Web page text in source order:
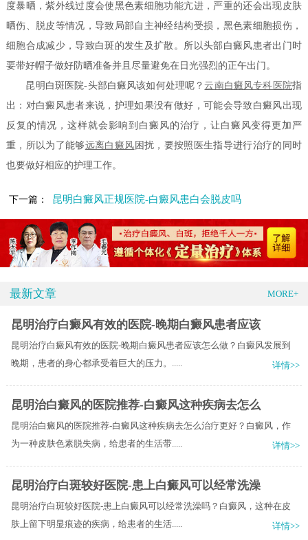
度暴晒，紫外线过度会使黑色素细胞功能亢进，严重的还会出现皮肤
晒伤、脱皮等情况，导致局部自主神经结构受损，黑色素细胞损伤，
细胞合成减少，导致白斑的发生及扩散。所以头部白癜风患者出门时
要带好帽子做好防晒准备并且尽量避免在日光强烈的正午出门。
昆明白斑医院-头部白癜风该如何处理呢？云南白癜风专科医院指
出：对白癜风患者来说，护理如果没有做好，可能会导致白癜风出现
反复的情况，这样就会影响到白癜风的治疗，让白癜风变得更加严
重，所以为了能够远离白癜风 困扰，要按照医生指导进行治疗的同时
也要做好相应的护理工作。
下一篇： 昆明白癜风正规医院-白癜风患白会脱皮吗
最新文章 MORE+
昆明治疗白癜风有效的医院-晚期白癜风患者应该
昆明治疗白癜风有效的医院-晚期白癜风患者应该怎么做？白癜风发展到
晚期，患者的身心都承受着巨大的压力。.....
详情>>
昆明治白癜风的医院推荐-白癜风这种疾病去怎么
昆明治白癜风的医院推荐-白癜风这种疾病去怎么治疗更好？白癜风，作
为一种皮肤色素脱失病，给患者的生活带.....
详情>>
昆明治疗白斑较好医院-患上白癜风可以经常洗澡
昆明治疗白斑较好医院-患上白癜风可以经常洗澡吗？白癜风，这种在皮
肤上留下明显痕迹的疾病，给患者的生活.....
详情>>